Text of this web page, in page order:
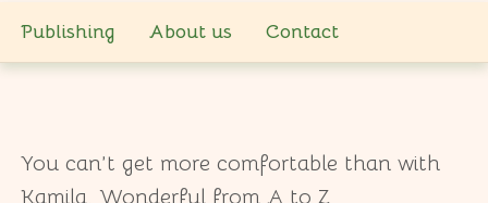
Publishing About us Contact
You can’t get more comfortable than with
Kamila. Wonderful from A to Z